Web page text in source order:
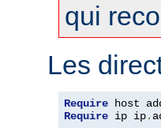
qui
Les
Require
Require ip ip.